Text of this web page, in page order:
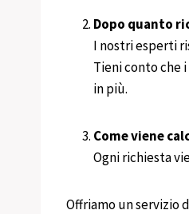
Dopo quanto
I nostri esperti
Tieni conto che
in più.
Come viene
Ogni richiesta
Offriamo un servizio